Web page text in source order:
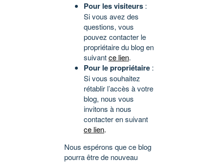
Pour les visiteurs :
Si vous avez des
questions, vous
pouvez contacter le
propriétaire du blog en
suivantce lien.
Pour le propriétaire :
Si vous souhaitez
rétablir l’accès à votre
blog, nous vous
invitons à nous
contacter en suivant
ce lien.
Nous espérons que ce blog
pourra être de nouveau